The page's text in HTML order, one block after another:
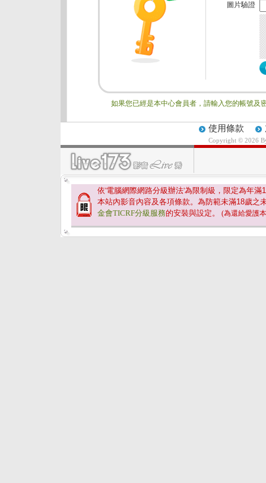
圖片驗證
如果您已經是本中心會員者，請輸入您的帳號及
使用條款
Copyright © 2026
依'電腦網際網路分級辦法'為限制級，限定為年滿
本站內影音內容及各項條款。為防範未滿18歲之
金會TICRF分級服務的安裝與設定。 (為還給愛護